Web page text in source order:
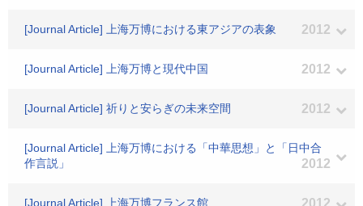
[Journal Article] 上海万博における東アジアの表象 2012
[Journal Article] 上海万博と現代中国 2012
[Journal Article] 祈りと安らぎの未来空間 2012
[Journal Article] 上海万博における「中華思想」と「日中合
作言説」
2012
[Journal Article] 上海万博フランス館 2012